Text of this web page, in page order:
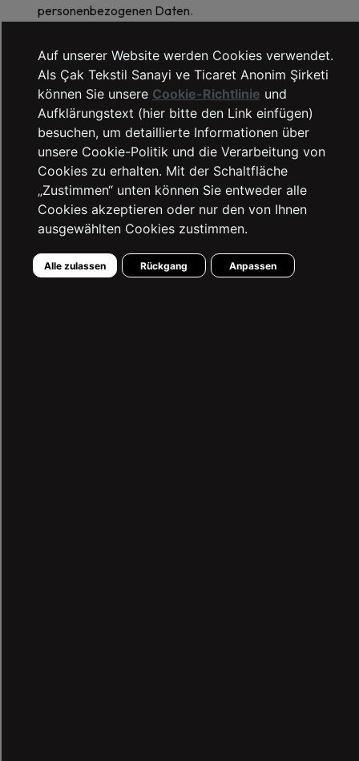
personenbezogenen Daten.
LTB Jeans
Deine Reklamentionen und Vorschläge
Kontaktinformationen
Auf unserer Website werden Cookies verwendet.
Als Çak Tekstil Sanayi ve Ticaret Anonim Şirketi
können Sie unsere Cookie-Richtlinie und
Aufklärungstext (hier bitte den Link einfügen)
besuchen, um detaillierte Informationen über
unsere Cookie-Politik und die Verarbeitung von
Cookies zu erhalten. Mit der Schaltfläche
„Zustimmen“ unten können Sie entweder alle
Cookies akzeptieren oder nur den von Ihnen
ausgewählten Cookies zustimmen.
Alle zulassen Rückgang Anpassen